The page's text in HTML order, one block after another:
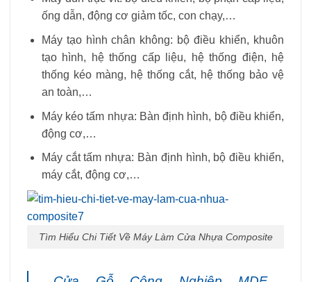
ống dẫn, động cơ giảm tốc, con chạy,…
Máy tạo hình chân không: bộ điều khiển, khuôn
tạo hình, hệ thống cấp liệu, hệ thống điện, hệ
thống kéo màng, hệ thống cắt, hệ thống bảo vệ
an toàn,…
Máy kéo tấm nhựa: Bàn định hình, bộ điều khiển,
động cơ,…
Máy cắt tấm nhựa: Bàn định hình, bộ điều khiển,
máy cắt, động cơ,…
Tìm Hiểu Chi Tiết Về Máy Làm Cửa Nhựa Composite